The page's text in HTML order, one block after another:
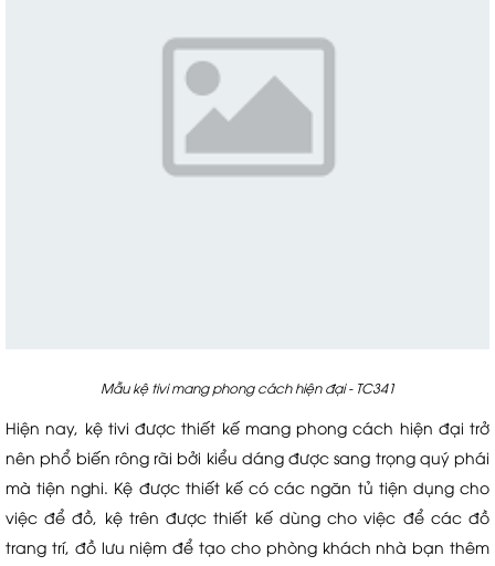
Mẫu kệ tivi mang phong cách hiện đại - TC341
Hiện nay, kệ tivi được thiết kế mang phong cách hiện đại trở
nên phổ biến rông rãi bởi kiểu dáng được sang trọng quý phái
mà tiện nghi. Kệ được thiết kế có các ngăn tủ tiện dụng cho
việc để đồ, kệ trên được thiết kế dùng cho việc để các đồ
trang trí, đồ lưu niệm để tạo cho phòng khách nhà bạn thêm